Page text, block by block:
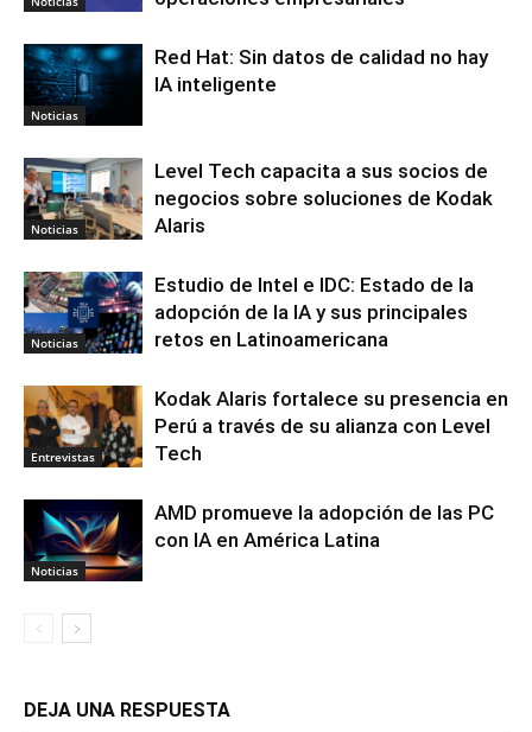
Noticias
Red Hat: Sin datos de calidad no hay
IA inteligente
Noticias
Level Tech capacita a sus socios de
negocios sobre soluciones de Kodak
Alaris
Noticias
Estudio de Intel e IDC: Estado de la
adopción de la IA y sus principales
retos en Latinoamericana
Entrevistas
Kodak Alaris fortalece su presencia en
Perú a través de su alianza con Level
Tech
Noticias
AMD promueve la adopción de las PC
con IA en América Latina
DEJA UNA RESPUESTA